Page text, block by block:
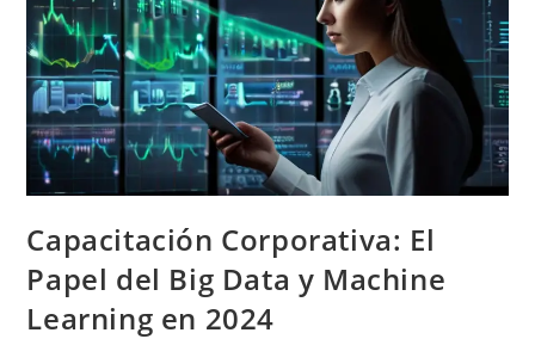
Capacitación Corporativa: El
Papel del Big Data y Machine
Learning en 2024